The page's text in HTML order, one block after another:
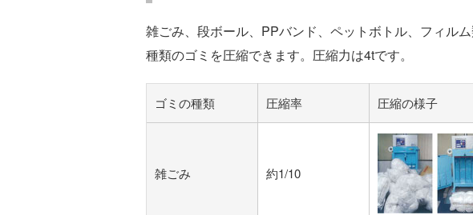
雑ごみ、段ボール、PPバンド、ペットボトル、フィル
種類のゴミを圧縮できます。圧縮力は4tです。
ゴミの種類 圧縮率 圧縮の様子
雑ごみ 約1/10